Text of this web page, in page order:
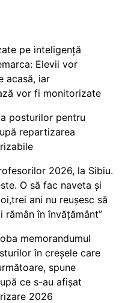
pe inteligență
Elevii vor
acasă, iar
vor fi monitorizate
posturilor pentru
repartizarea
2026, la Sibiu.
O să fac naveta și
ani nu reușesc să
în învățământ”
memorandumul
în creșele care
spune
ce s-au afișat
2026